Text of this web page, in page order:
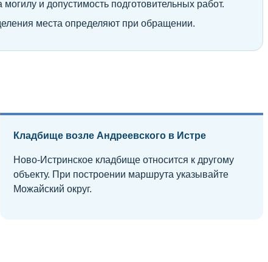
могилу и допустимость подготовительных работ.
места определяют при обращении.
Кладбище возле Андреевского в Истре
Ново-Истринское кладбище относится к другому
объекту. При построении маршрута указывайте
Можайский округ.